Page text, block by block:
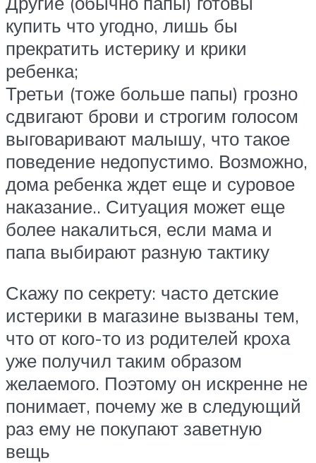
купить что угодно, лишь бы
прекратить истерику и крики
ребенка;
Третьи (тоже больше папы) грозно
сдвигают брови и строгим голосом
выговаривают малышу, что такое
поведение недопустимо. Возможно,
дома ребенка ждет еще и суровое
наказание.. Ситуация может еще
более накалиться, если мама и
папа выбирают разную тактику
Скажу по секрету: часто детские
истерики в магазине вызваны тем,
что от кого-то из родителей кроха
уже получил таким образом
желаемого. Поэтому он искренне не
понимает, почему же в следующий
раз ему не покупают заветную
вещь